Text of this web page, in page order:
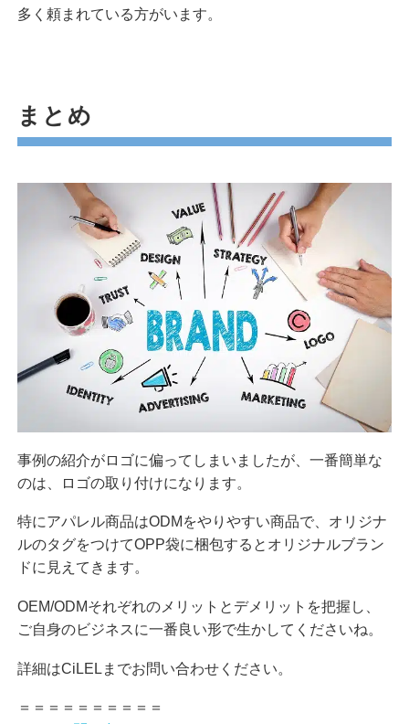
多く頼まれている方がいます。
まとめ
事例の紹介がロゴに偏ってしまいましたが、一番簡単な
のは、ロゴの取り付けになります。
特にアパレル商品はODMをやりやすい商品で、オリジナ
ルのタグをつけてOPP袋に梱包するとオリジナルブラン
ドに見えてきます。
OEM/ODMそれぞれのメリットとデメリットを把握し、
ご自身のビジネスに一番良い形で生かしてくださいね。
詳細はCiLELまでお問い合わせください。
＝＝＝＝＝＝＝＝＝＝